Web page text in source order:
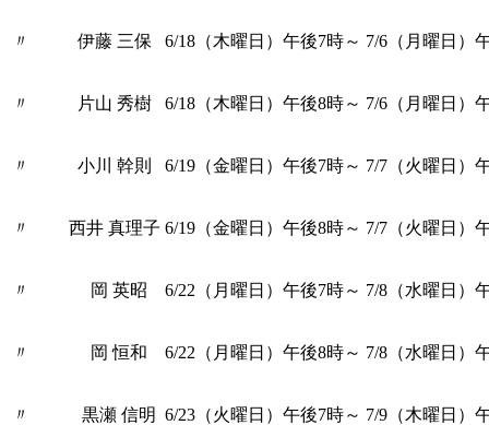
〃 伊藤 三保 6/18（木曜日）午後7時～ 7/6（月曜日）
〃 片山 秀樹 6/18（木曜日）午後8時～ 7/6（月曜日）
〃 小川 幹則 6/19（金曜日）午後7時～ 7/7（火曜日）
〃 西井 真理子 6/19（金曜日）午後8時～ 7/7（火曜日）
〃 岡 英昭 6/22（月曜日）午後7時～ 7/8（水曜日）
〃 岡 恒和 6/22（月曜日）午後8時～ 7/8（水曜日）
〃 黒瀬 信明 6/23（火曜日）午後7時～ 7/9（木曜日）